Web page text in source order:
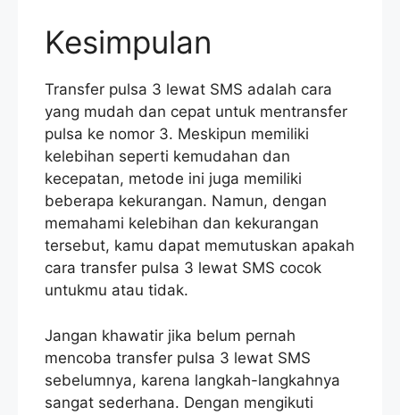
Kesimpulan
Transfer pulsa 3 lewat SMS adalah cara
yang mudah dan cepat untuk mentransfer
pulsa ke nomor 3. Meskipun memiliki
kelebihan seperti kemudahan dan
kecepatan, metode ini juga memiliki
beberapa kekurangan. Namun, dengan
memahami kelebihan dan kekurangan
tersebut, kamu dapat memutuskan apakah
cara transfer pulsa 3 lewat SMS cocok
untukmu atau tidak.
Jangan khawatir jika belum pernah
mencoba transfer pulsa 3 lewat SMS
sebelumnya, karena langkah-langkahnya
sangat sederhana. Dengan mengikuti